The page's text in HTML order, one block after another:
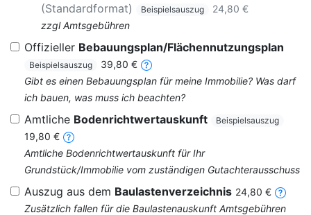
(Standardformat)
Beispielsauszug
24,80 €
zzgl Amtsgebühren
Offizieller Bebauungsplan/Flächennutzungsplan
Beispielsauszug
39,80 €
Gibt es einen Bebauungsplan für meine Immobilie? Was darf
ich bauen, was muss ich beachten?
Amtliche Bodenrichtwertauskunft Beispielsauszug
19,80 €
Amtliche Bodenrichtwertauskunft für Ihr
Grundstück/Immobilie vom zuständigen Gutachterausschuss
Auszug aus dem Baulastenverzeichnis 24,80 €
Zusätzlich fallen für die Baulastenauskunft Amtsgebühren